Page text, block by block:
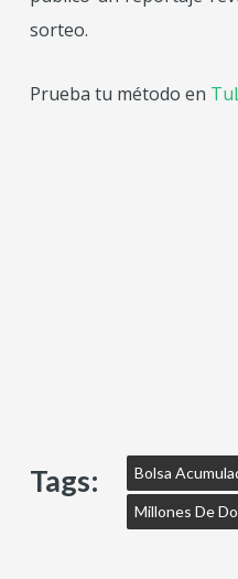
sorteo.
Prueba tu método en
Tags: Bolsa
Millones De